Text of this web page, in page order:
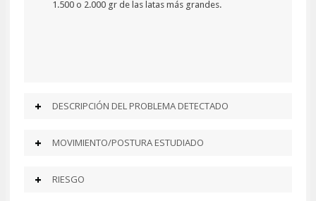
1.500 o 2.000 gr de las latas más grandes.
DESCRIPCIÓN DEL PROBLEMA DETECTADO
MOVIMIENTO/POSTURA ESTUDIADO
RIESGO